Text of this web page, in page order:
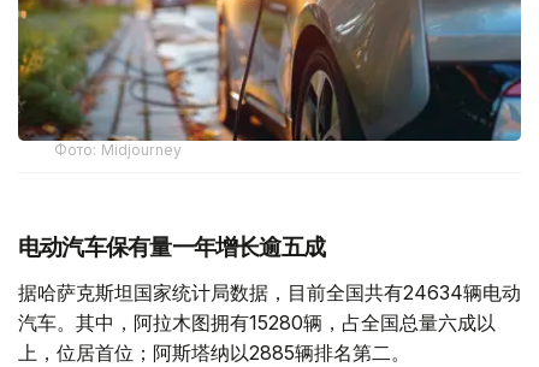
Фото: Midjourney
电动汽车保有量一年增长逾五成
据哈萨克斯坦国家统计局数据，目前全国共有24634辆电动
汽车。其中，阿拉木图拥有15280辆，占全国总量六成以
上，位居首位；阿斯塔纳以2885辆排名第二。